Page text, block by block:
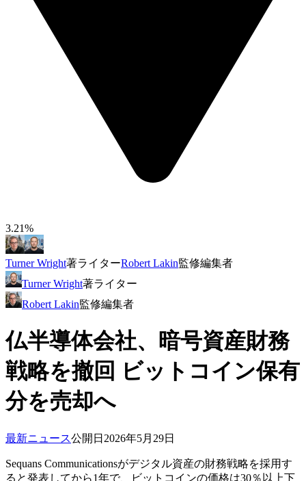
3.21%
Turner Wright著ライターRobert Lakin監修編集者
Turner Wright著ライター
Robert Lakin監修編集者
仏半導体会社、暗号資産財務
戦略を撤回 ビットコイン保有
分を売却へ
最新ニュース公開日 2026年5月29日
Sequans Communicationsがデジタル資産の財務戦略を採用す
ると発表してから1年で、ビットコインの価格は30％以上下